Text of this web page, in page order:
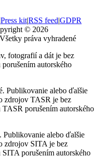
Press kit|RSS feed|GDPR
© 2026
Všetky práva vyhradené
fotografií a dát je bez
autorského
Publikovanie alebo ďalšie
zdrojov TASR je bez
TASR porušením autorského
alebo ďalšie
zdrojov SITA je bez
SITA porušením autorského